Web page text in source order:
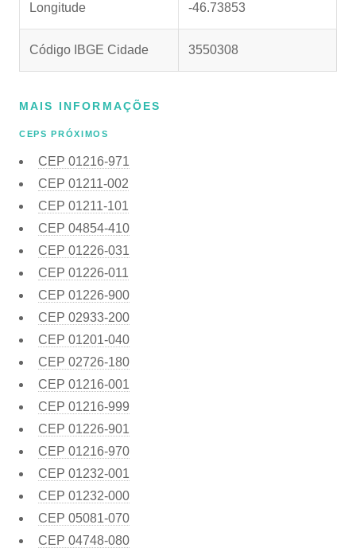
Longitude -46.73853
Código IBGE Cidade 3550308
MAIS INFORMAÇÕES
CEPS PRÓXIMOS
CEP 01216-971
CEP 01211-002
CEP 01211-101
CEP 04854-410
CEP 01226-031
CEP 01226-011
CEP 01226-900
CEP 02933-200
CEP 01201-040
CEP 02726-180
CEP 01216-001
CEP 01216-999
CEP 01226-901
CEP 01216-970
CEP 01232-001
CEP 01232-000
CEP 05081-070
CEP 04748-080